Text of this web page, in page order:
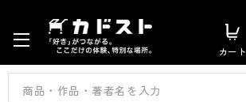
カート